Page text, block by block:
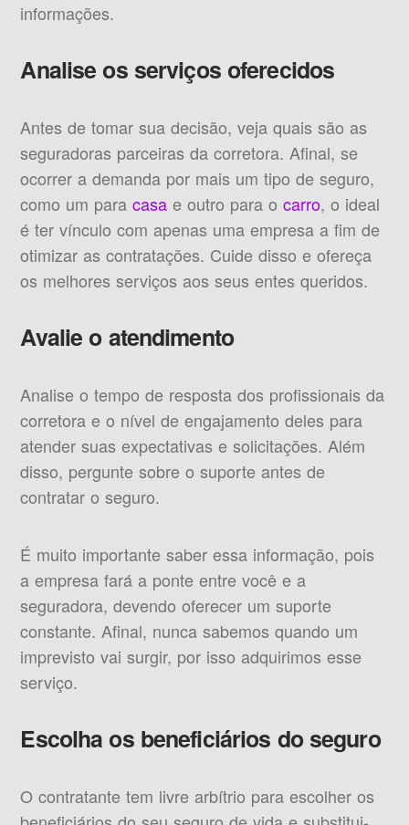
informações.
Analise os serviços oferecidos
Antes de tomar sua decisão, veja quais são as
seguradoras parceiras da corretora. Afinal, se
ocorrer a demanda por mais um tipo de seguro,
como um paracasa e outro para ocarro, o ideal
é ter vínculo com apenas uma empresa a fim de
otimizar as contratações. Cuide disso e ofereça
os melhores serviços aos seus entes queridos.
Avalie o atendimento
Analise o tempo de resposta dos profissionais da
corretora e o nível de engajamento deles para
atender suas expectativas e solicitações. Além
disso, pergunte sobre o suporte antes de
contratar o seguro.
É muito importante saber essa informação, pois
a empresa fará a ponte entre você e a
seguradora, devendo oferecer um suporte
constante. Afinal, nunca sabemos quando um
imprevisto vai surgir, por isso adquirimos esse
serviço.
Escolha os beneficiários do seguro
O contratante tem livre arbítrio para escolher os